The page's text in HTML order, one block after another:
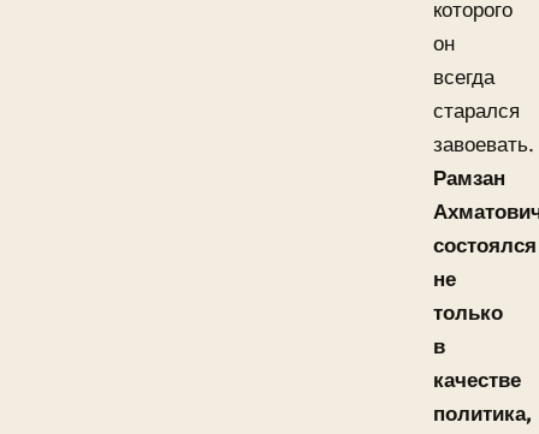
которого
он
всегда
старался
завоевать.
Рамзан
состоялся
не
только
в
качестве
политика,